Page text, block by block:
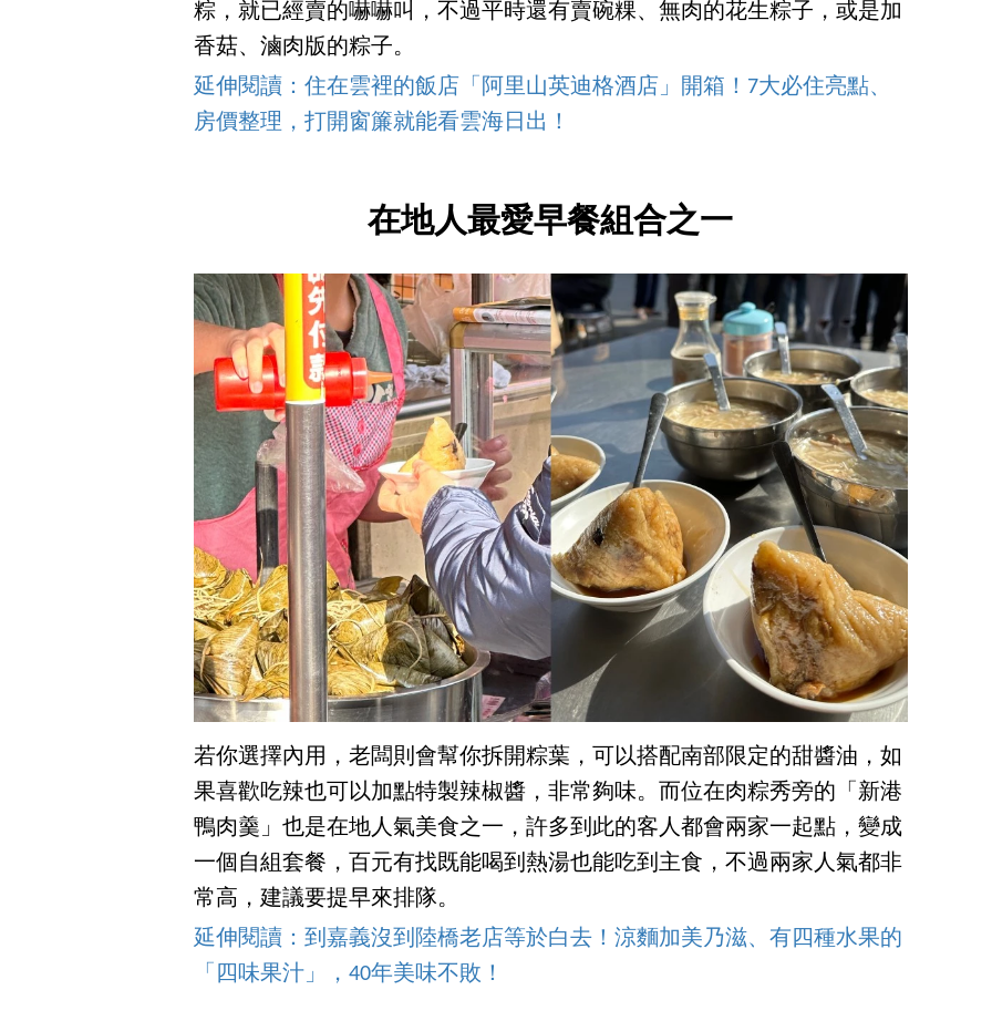
粽，就已經賣的嚇嚇叫，不過平時還有賣碗粿、無肉的花生粽子，或是加
香菇、滷肉版的粽子。
延伸閱讀：住在雲裡的飯店「阿里山英迪格酒店」開箱！7大必住亮點、
房價整理，打開窗簾就能看雲海日出！
在地人最愛早餐組合之一
若你選擇內用，老闆則會幫你拆開粽葉，可以搭配南部限定的甜醬油，如
果喜歡吃辣也可以加點特製辣椒醬，非常夠味。而位在肉粽秀旁的「新港
鴨肉羹」也是在地人氣美食之一，許多到此的客人都會兩家一起點，變成
一個自組套餐，百元有找既能喝到熱湯也能吃到主食，不過兩家人氣都非
常高，建議要提早來排隊。
延伸閱讀：到嘉義沒到陸橋老店等於白去！涼麵加美乃滋、有四種水果的
「四味果汁」，40年美味不敗！